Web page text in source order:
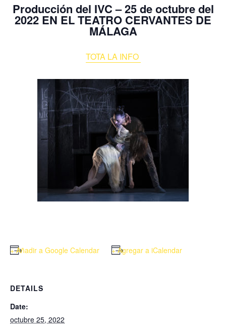
Producción del IVC – 25 de octubre del
2022 EN EL TEATRO CERVANTES DE
MÁLAGA
TOTA LA INFO
+ Añadir a Google Calendar + Agregar a iCalendar
DETAILS
Date:
octubre 25, 2022